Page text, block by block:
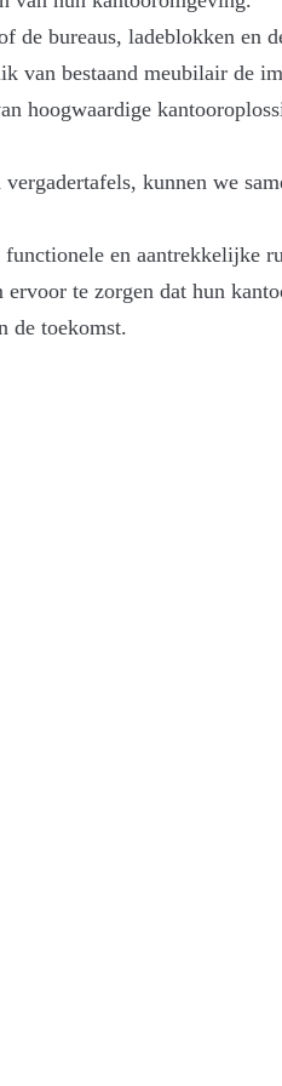
de bureaus, ladeblokken en
van bestaand meubilair de
hoogwaardige
kunnen we
en aantrekkelijke
te zorgen dat hun
de toekomst.